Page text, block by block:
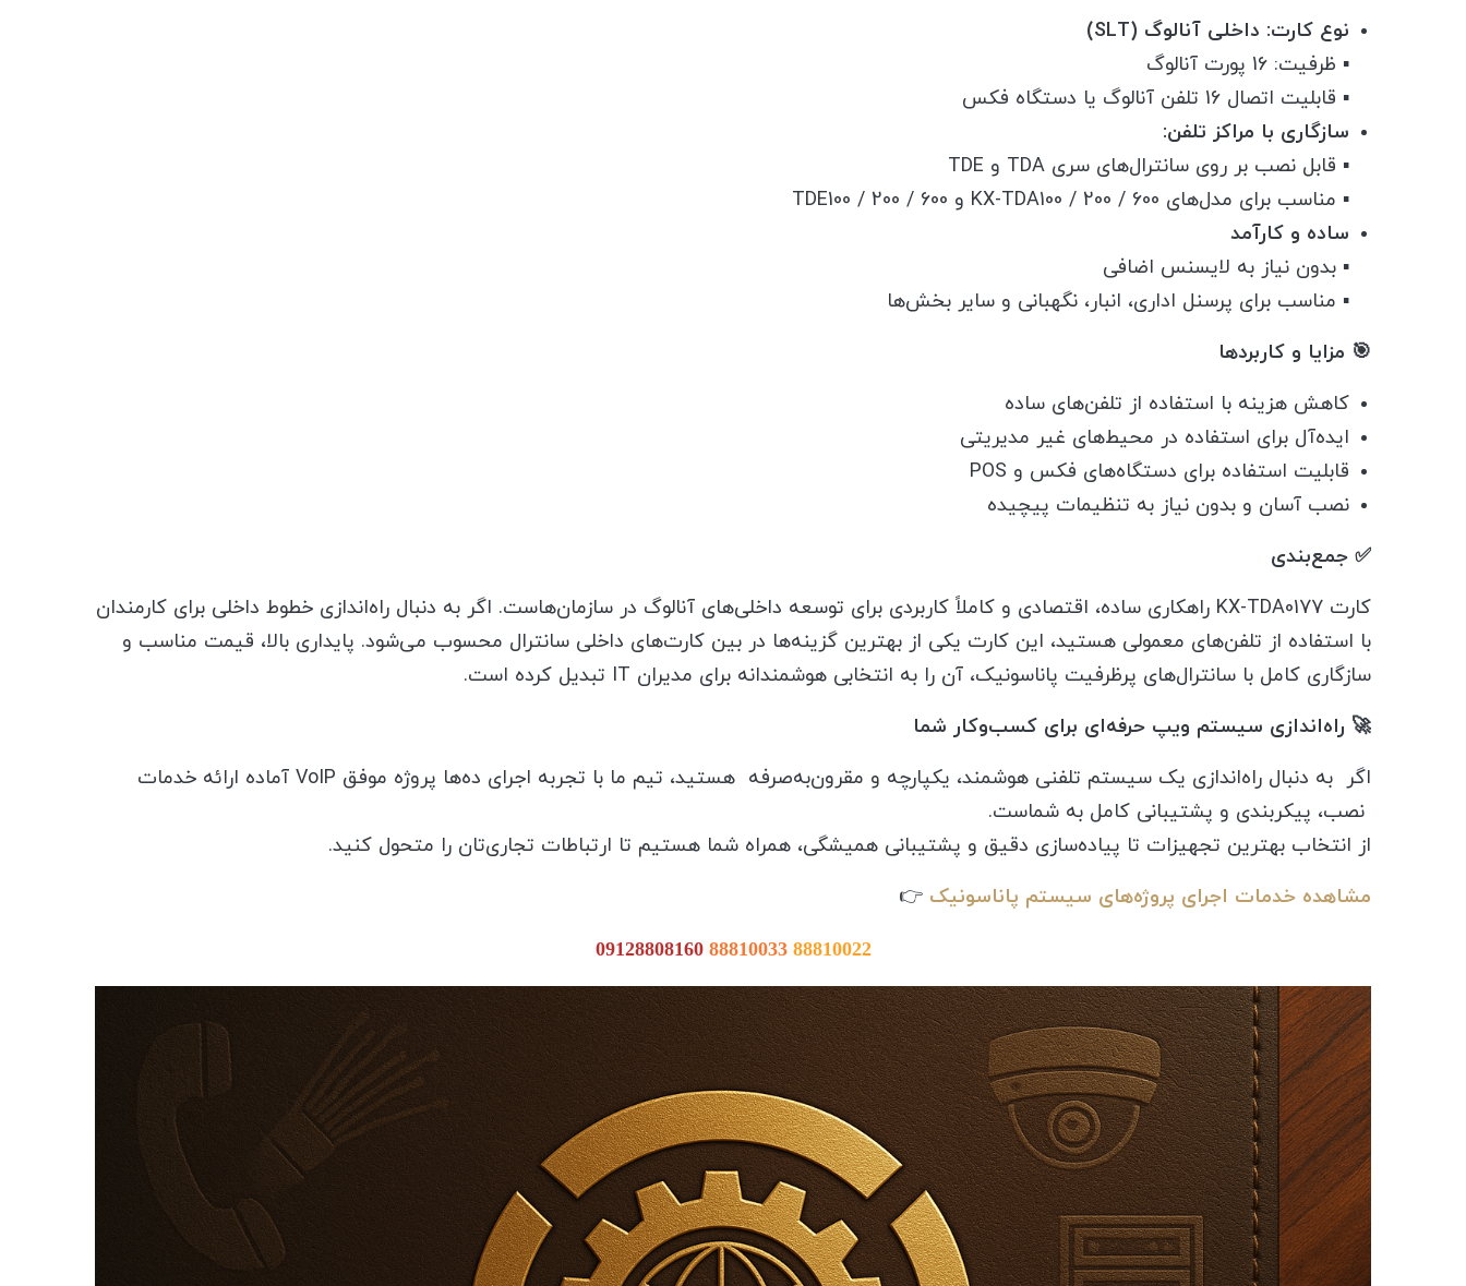
نوع کارت: داخلی آنالوگ (SLT)
▪️ ظرفیت: 16 پورت آنالوگ
▪️ قابلیت اتصال 16 تلفن آنالوگ یا دستگاه فکس
سازگاری با مراکز تلفن:
▪️ قابل نصب بر روی سانترال‌های سری TDA و TDE
▪️ مناسب برای مدل‌های KX-TDA100 / 200 / 600 و TDE100 / 200 / 600
ساده و کارآمد
▪️ بدون نیاز به لایسنس اضافی
▪️ مناسب برای پرسنل اداری، انبار، نگهبانی و سایر بخش‌ها
🎯 مزایا و کاربردها
کاهش هزینه با استفاده از تلفن‌های ساده
ایده‌آل برای استفاده در محیط‌های غیر مدیریتی
قابلیت استفاده برای دستگاه‌های فکس و POS
نصب آسان و بدون نیاز به تنظیمات پیچیده
✅ جمع‌بندی
کارت KX-TDA0177 راهکاری ساده، اقتصادی و کاملاً کاربردی برای توسعه داخلی‌های آنالوگ در سازمان‌هاست. اگر به دنبال راه‌اندازی خطوط داخلی برای کارمندان
با استفاده از تلفن‌های معمولی هستید، این کارت یکی از بهترین گزینه‌ها در بین کارت‌های داخلی سانترال محسوب می‌شود. پایداری بالا، قیمت مناسب و
سازگاری کامل با سانترال‌های پرظرفیت پاناسونیک، آن را به انتخابی هوشمندانه برای مدیران IT تبدیل کرده است.
🚀 راه‌اندازی سیستم ویپ حرفه‌ای برای کسب‌وکار شما
اگر به دنبال راه‌اندازی یک سیستم تلفنی هوشمند، یکپارچه و مقرون‌به‌صرفه هستید، تیم ما با تجربه اجرای ده‌ها پروژه موفق VoIP آماده ارائه خدمات
نصب، پیکربندی و پشتیبانی کامل به شماست.
از انتخاب بهترین تجهیزات تا پیاده‌سازی دقیق و پشتیبانی همیشگی، همراه شما هستیم تا ارتباطات تجاری‌تان را متحول کنید.
مشاهده خدمات اجرای پروژه‌های سیستم پاناسونیک 👉
091288081608881003388810022